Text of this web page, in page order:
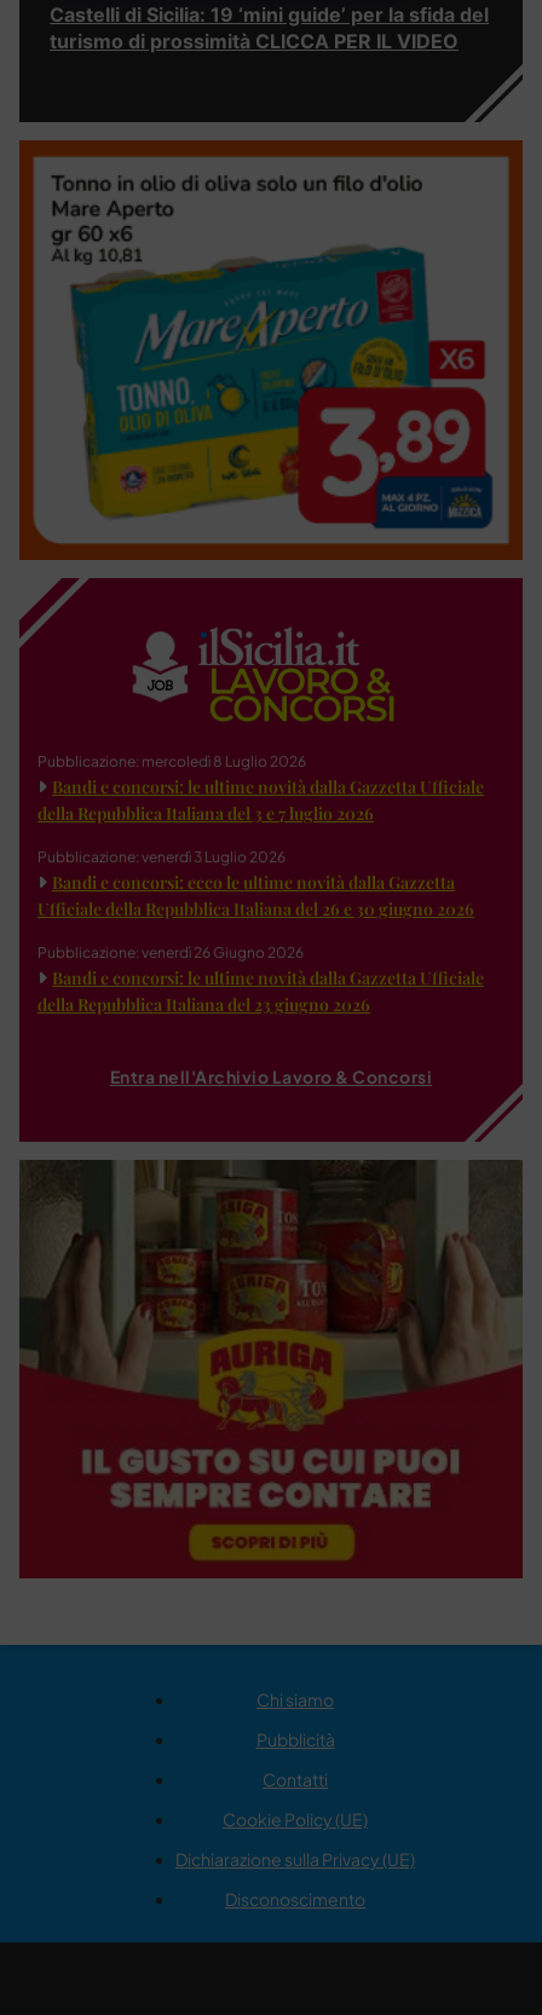
Castelli di Sicilia: 19 ‘mini guide’ per la sfida del
turismo di prossimità CLICCA PER IL VIDEO
Pubblicazione: mercoledì 8 Luglio 2026
Bandi e concorsi: le ultime novità dalla Gazzetta Ufficiale
della Repubblica Italiana del 3 e 7 luglio 2026
Pubblicazione: venerdì 3 Luglio 2026
Bandi e concorsi: ecco le ultime novità dalla Gazzetta
Ufficiale della Repubblica Italiana del 26 e 30 giugno 2026
Pubblicazione: venerdì 26 Giugno 2026
Bandi e concorsi: le ultime novità dalla Gazzetta Ufficiale
della Repubblica Italiana del 23 giugno 2026
Entra nell'Archivio Lavoro & Concorsi
Chi siamo
Pubblicità
Contatti
Cookie Policy (UE)
Dichiarazione sulla Privacy (UE)
Disconoscimento